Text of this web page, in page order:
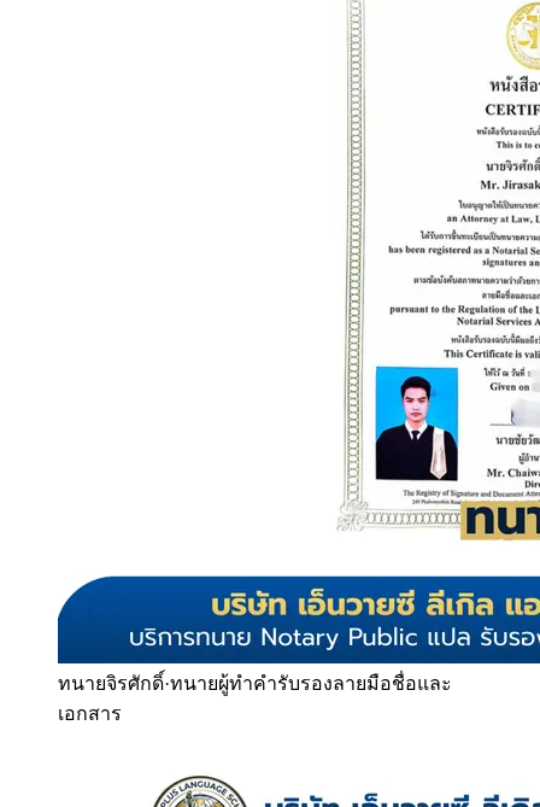
ทนายจิรศักดิ์·ทนายผู้ทำคำรับรองลายมือชื่อและ
เอกสาร